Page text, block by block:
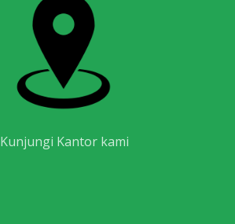
Kunjungi Kantor kami